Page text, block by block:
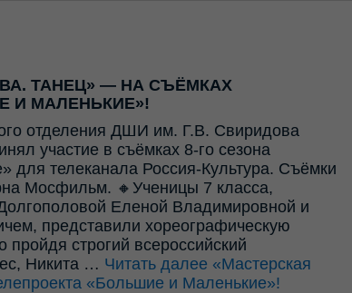
ТАНЕЦ» — НА СЪЁМКАХ
И МАЛЕНЬКИЕ»!
отделения ДШИ им. Г.В. Свиридова
участие в съёмках 8-го сезона
для телеканала Россия-Культура. Съёмки
Мосфильм. 🔸Ученицы 7 класса,
Еленой Владимировной и
представили хореографическую
строгий всероссийский
Никита … Читать далее «Мастерская
«Большие и Маленькие»!